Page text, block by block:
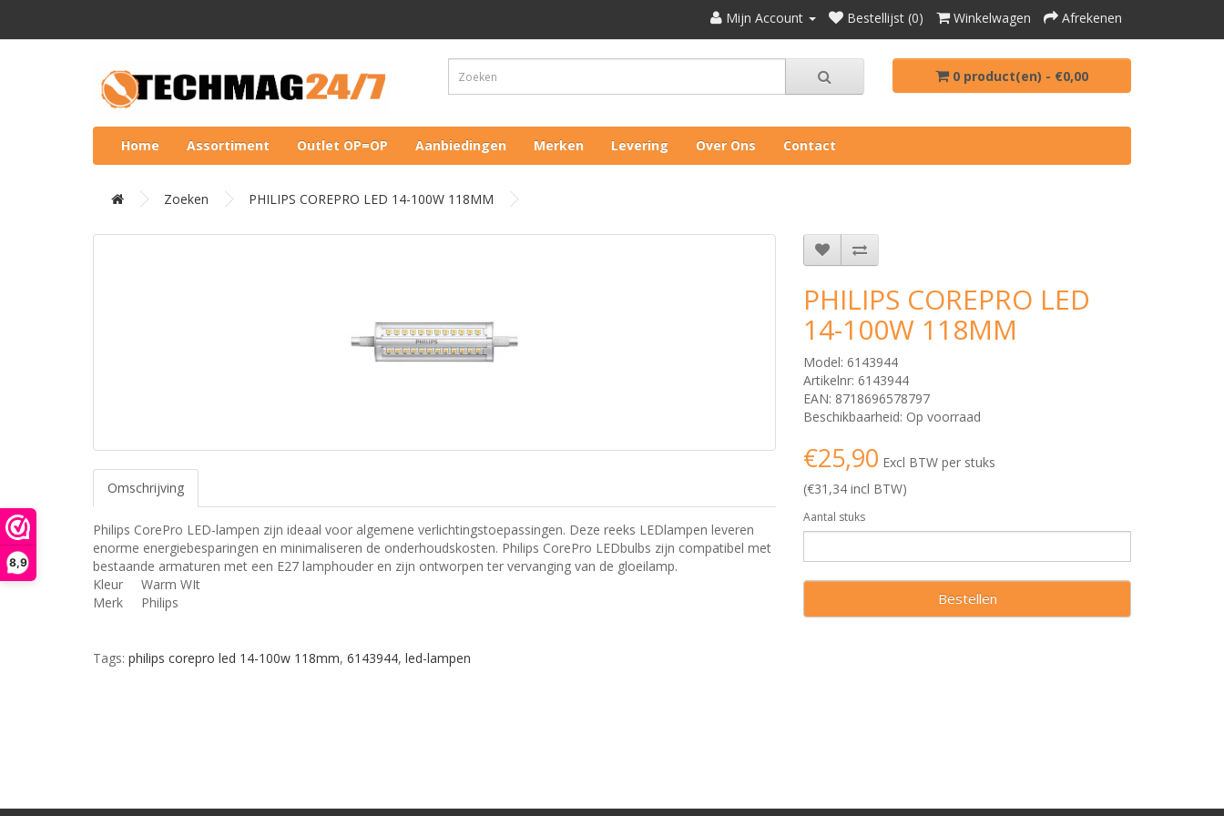
8,9
Mijn Account Bestellijst (0) Winkelwagen Afrekenen
0 product(en) - €0,00
Home Assortiment Outlet OP=OP Aanbiedingen Merken Levering Over Ons Contact
Zoeken PHILIPS COREPRO LED 14-100W 118MM
Omschrijving
Philips CorePro LED-lampen zijn ideaal voor algemene verlichtingstoepassingen. Deze reeks LEDlampen leveren
enorme energiebesparingen en minimaliseren de onderhoudskosten. Philips CorePro LEDbulbs zijn compatibel met
bestaande armaturen met een E27 lamphouder en zijn ontworpen ter vervanging van de gloeilamp.
Kleur
Warm WIt
Merk
Philips
PHILIPS COREPRO LED
14-100W 118MM
Model: 6143944
Artikelnr: 6143944
EAN: 8718696578797
Beschikbaarheid: Op voorraad
€25,90 Excl BTW per stuks
(€31,34 incl BTW)
Aantal stuks
Bestellen
Tags: philips corepro led 14-100w 118mm, 6143944, led-lampen